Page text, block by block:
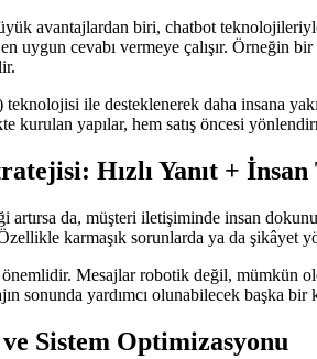
avantajlardan biri, chatbot
en uygun cevabı vermeye çalışır. Örneğin
ile desteklenerek daha insana
yapılar, hem satış öncesi
Hızlı Yanıt + İnsan
artırsa da, müşteri iletişiminde insan
karmaşık sorunlarda ya da şikâyet
Mesajlar robotik değil, mümkün
sonunda yardımcı olunabilecek başka
Sistem Optimizasyonu